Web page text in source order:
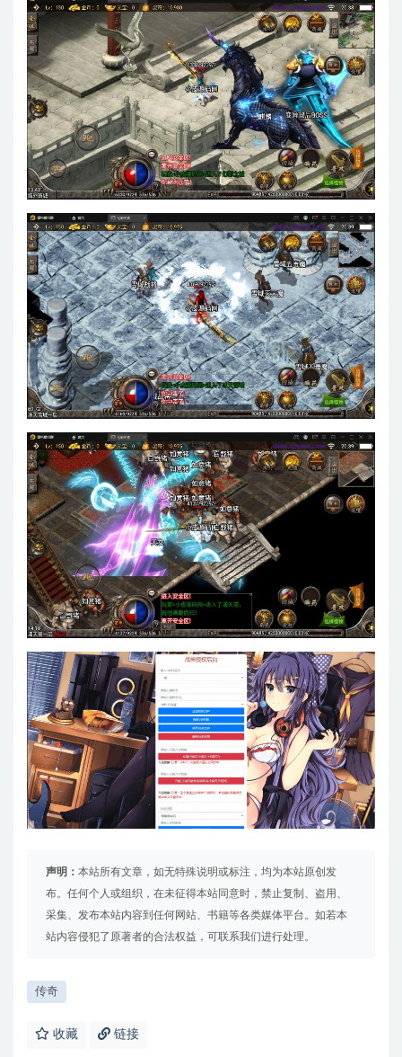
声明： 本站所有文章，如无特殊说明或标注，均为本站原创发
布。任何个人或组织，在未征得本站同意时，禁止复制、盗用、
采集、发布本站内容到任何网站、书籍等各类媒体平台。如若本
站内容侵犯了原著者的合法权益，可联系我们进行处理。
传奇
收藏 链接